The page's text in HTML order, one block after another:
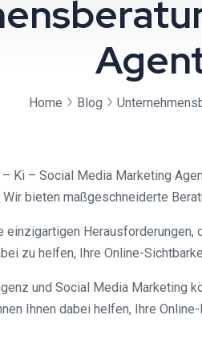
Home Blog
Ki – Social Media Marketing
bieten maßgeschneiderte
zu helfen, Ihre Online-
und Social Media Marketing
Ihnen dabei helfen, Ihre